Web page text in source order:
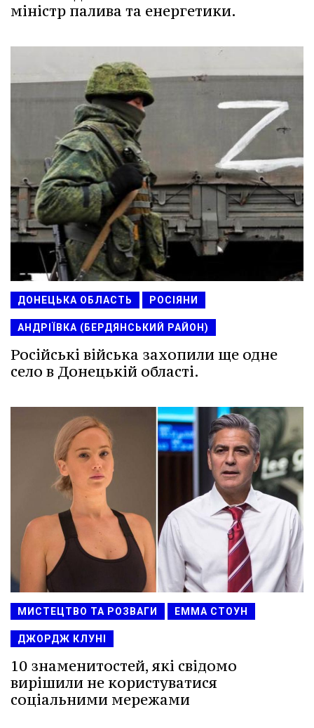
міністр палива та енергетики.
ДОНЕЦЬКА ОБЛАСТЬ РОСІЯНИ
АНДРІЇВКА (БЕРДЯНСЬКИЙ РАЙОН)
Російські війська захопили ще одне
село в Донецькій області.
МИСТЕЦТВО ТА РОЗВАГИ ЕММА СТОУН
ДЖОРДЖ КЛУНІ
10 знаменитостей, які свідомо
вирішили не користуватися
соціальними мережами